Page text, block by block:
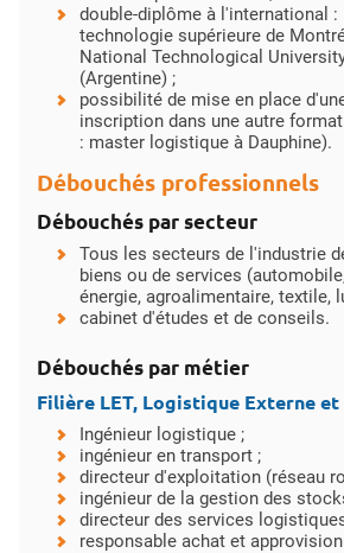
double-diplôme à l'international :
technologie supérieure de
National Technological
(Argentine) ;
possibilité de mise en place
inscription dans une autre
: master logistique à Dauphine).
Débouchés professionnels
Débouchés par secteur
Tous les secteurs de l'industrie
biens ou de services
énergie, agroalimentaire, textile,
cabinet d'études et de conseils.
Débouchés par métier
Filière LET, Logistique Externe
Ingénieur logistique ;
ingénieur en transport ;
directeur d'exploitation (réseau
ingénieur de la gestion des
directeur des services
responsable achat et